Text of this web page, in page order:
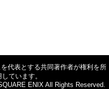
代表とする共同著作者が権利を所
ています。
ENIX All Rights Reserved.